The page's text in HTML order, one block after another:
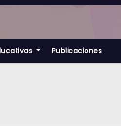
Publicaciones